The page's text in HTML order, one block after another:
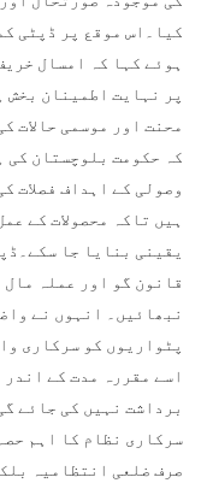
کیا۔اس موقع پر ڈپٹی
ہوئے کہا کہ امسال
پر نہایت اطمینان
محنت اور موسمی حالات
کہ حکومت بلوچستان کی
وصولی کے اہداف فصلات
ہیں تاکہ محصولات کے
یقینی بنایا جا
قانون گو اور عملہ
نبھائیں۔ انہوں نے
پٹواریوں کو سرکاری
اسے مقررہ مدت کے
برداشت نہیں کی جائے
سرکاری نظام کا اہم
صرف ضلعی انتظامیہ